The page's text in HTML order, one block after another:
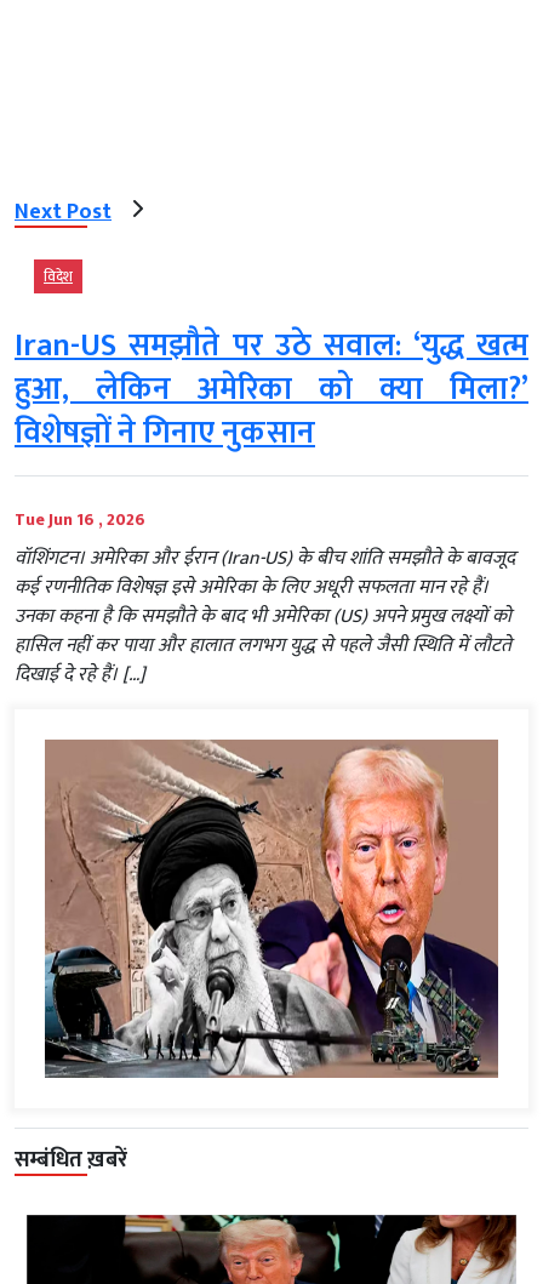
Next Post
विदेश
Iran-US समझौते पर उठे सवाल: ‘युद्ध खत्म
हुआ, लेकिन अमेरिका को क्या मिला?’
विशेषज्ञों ने गिनाए नुकसान
Tue Jun 16 , 2026
वॉशिंगटन। अमेरिका और ईरान (Iran-US) के बीच शांति समझौते के बावजूद
कई रणनीतिक विशेषज्ञ इसे अमेरिका के लिए अधूरी सफलता मान रहे हैं।
उनका कहना है कि समझौते के बाद भी अमेरिका (US) अपने प्रमुख लक्ष्यों को
हासिल नहीं कर पाया और हालात लगभग युद्ध से पहले जैसी स्थिति में लौटते
दिखाई दे रहे हैं। […]
सम्बंधित ख़बरें